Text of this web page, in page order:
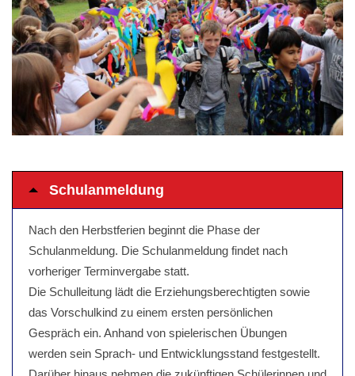
Schulanmeldung
Nach den Herbstferien beginnt die Phase der
Schulanmeldung. Die Schulanmeldung findet nach
vorheriger Terminvergabe statt.
Die Schulleitung lädt die Erziehungsberechtigten sowie
das Vorschulkind zu einem ersten persönlichen
Gespräch ein. Anhand von spielerischen Übungen
werden sein Sprach- und Entwicklungsstand festgestellt.